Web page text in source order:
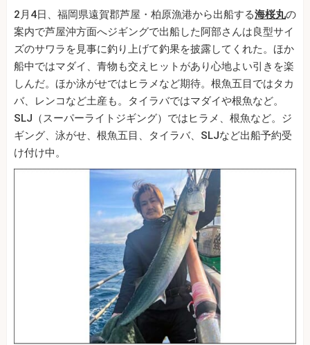
2月4日、福岡県遠賀郡芦屋・柏原漁港から出船する海桜丸の
案内で芦屋沖方面へジギングで出船した阿部さんは良型サイ
ズのサワラを見事に釣り上げて釣果を披露してくれた。ほか
船中ではマダイ、青物も交えヒットがあり心地よい引きを楽
しんだ。ほか泳がせではヒラメなど期待。根魚五目ではタカ
バ、レンコなど土産も。タイラバではマダイや根魚など。
SLJ（スーパーライトジギング）ではヒラメ、根魚など。ジ
ギング、泳がせ、根魚五目、タイラバ、SLJなど出船予約受
け付け中。